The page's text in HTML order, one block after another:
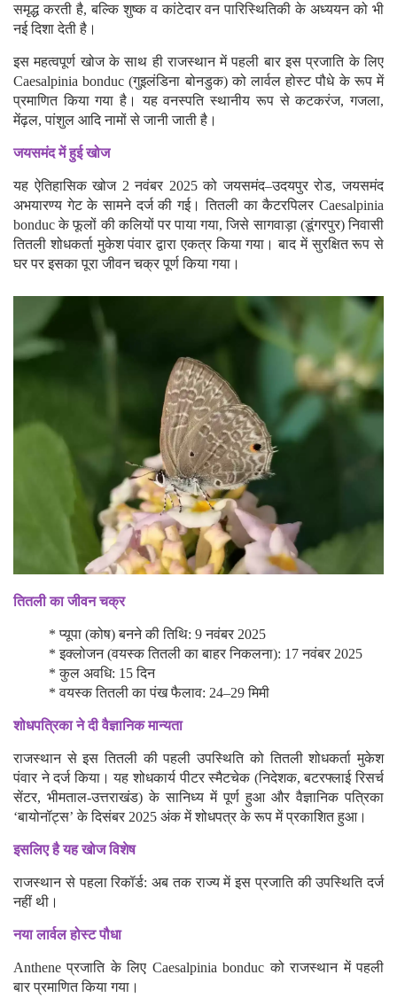
समृद्ध करती है, बल्कि शुष्क व कांटेदार वन पारिस्थितिकी के अध्ययन को भी
नई दिशा देती है।
इस महत्वपूर्ण खोज के साथ ही राजस्थान में पहली बार इस प्रजाति के लिए
Caesalpinia bonduc (गुइलंडिना बोनडुक) को लार्वल होस्ट पौधे के रूप में
प्रमाणित किया गया है। यह वनस्पति स्थानीय रूप से कटकरंज, गजला,
मेंढ़ल, पांशुल आदि नामों से जानी जाती है।
जयसमंद में हुई खोज
यह ऐतिहासिक खोज 2 नवंबर 2025 को जयसमंद–उदयपुर रोड, जयसमंद
अभयारण्य गेट के सामने दर्ज की गई। तितली का कैटरपिलर Caesalpinia
bonduc के फूलों की कलियों पर पाया गया, जिसे सागवाड़ा (डूंगरपुर) निवासी
तितली शोधकर्ता मुकेश पंवार द्वारा एकत्र किया गया। बाद में सुरक्षित रूप से
घर पर इसका पूरा जीवन चक्र पूर्ण किया गया।
तितली का जीवन चक्र
* प्यूपा (कोष) बनने की तिथि: 9 नवंबर 2025
* इक्लोजन (वयस्क तितली का बाहर निकलना): 17 नवंबर 2025
* कुल अवधि: 15 दिन
* वयस्क तितली का पंख फैलाव: 24–29 मिमी
शोधपत्रिका ने दी वैज्ञानिक मान्यता
राजस्थान से इस तितली की पहली उपस्थिति को तितली शोधकर्ता मुकेश
पंवार ने दर्ज किया। यह शोधकार्य पीटर स्मैटचेक (निदेशक, बटरफ्लाई रिसर्च
सेंटर, भीमताल-उत्तराखंड) के सानिध्य में पूर्ण हुआ और वैज्ञानिक पत्रिका
‘बायोनॉट्स’ के दिसंबर 2025 अंक में शोधपत्र के रूप में प्रकाशित हुआ।
इसलिए है यह खोज विशेष
राजस्थान से पहला रिकॉर्ड: अब तक राज्य में इस प्रजाति की उपस्थिति दर्ज
नहीं थी।
नया लार्वल होस्ट पौधा
Anthene प्रजाति के लिए Caesalpinia bonduc को राजस्थान में पहली
बार प्रमाणित किया गया।